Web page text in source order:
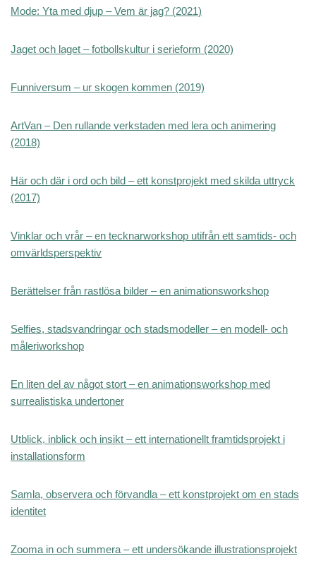
Mode: Yta med djup – Vem är jag? (2021)
Jaget och laget – fotbollskultur i serieform (2020)
Funniversum – ur skogen kommen (2019)
ArtVan – Den rullande verkstaden med lera och animering
(2018)
Här och där i ord och bild – ett konstprojekt med skilda uttryck
(2017)
Vinklar och vrår – en tecknarworkshop utifrån ett samtids- och
omvärldsperspektiv
Berättelser från rastlösa bilder – en animationsworkshop
Selfies, stadsvandringar och stadsmodeller – en modell- och
måleriworkshop
En liten del av något stort – en animationsworkshop med
surrealistiska undertoner
Utblick, inblick och insikt – ett internationellt framtidsprojekt i
installationsform
Samla, observera och förvandla – ett konstprojekt om en stads
identitet
Zooma in och summera – ett undersökande illustrationsprojekt